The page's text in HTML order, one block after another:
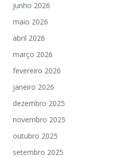
junho 2026
maio 2026
abril 2026
março 2026
fevereiro 2026
janeiro 2026
dezembro 2025
novembro 2025
outubro 2025
setembro 2025